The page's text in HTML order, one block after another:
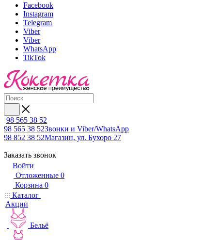
Facebook
Instagram
Telegram
Viber
Viber
WhatsApp
TikTok
98 565 38 52
98 565 38 52Звонки и Viber/WhatsApp
98 852 38 52Магазин, ул. Бухоро 27
Заказать звонок
Войти
Отложенные 0
Корзина 0
Каталог
Акции
Бельё